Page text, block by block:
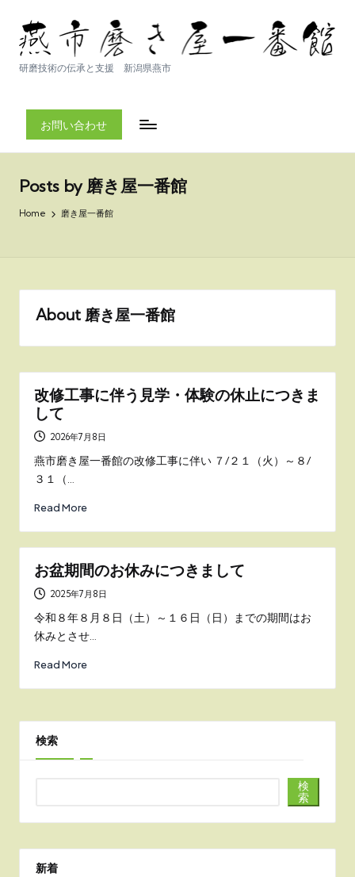
研磨技術の伝承と支援 新潟県燕市
お問い合わせ
Posts by 磨き屋一番館
Home 磨き屋一番館
About 磨き屋一番館
改修工事に伴う見学・体験の休止につきま
して
2026年7月8日
燕市磨き屋一番館の改修工事に伴い ７/２１（火）～８/
３１（…
Read More
お盆期間のお休みにつきまして
2025年7月8日
令和８年８月８日（土）～１６日（日）までの期間はお
休みとさせ…
Read More
検索
検
索
新着